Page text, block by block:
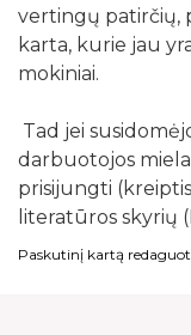
vertingų patirčių,
karta, kurie jau
mokiniai.
Tad jei
darbuotojos
prisijungti
literatūros skyrių
Paskutinį kartą